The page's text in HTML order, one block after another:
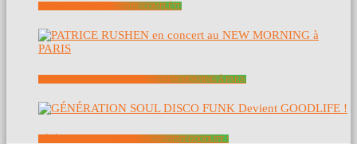
VOYAGE : LA DISCOGRAPHIE COMPLÈTE
PATRICE RUSHEN EN CONCERT AU NEW MORNING À PARIS
GÉNÉRATION SOUL DISCO FUNK DEVIENT GOODLIFE !